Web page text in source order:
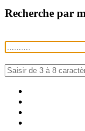
Recherche par